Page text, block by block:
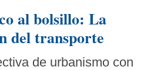
al bolsillo: La
del transporte
de urbanismo con